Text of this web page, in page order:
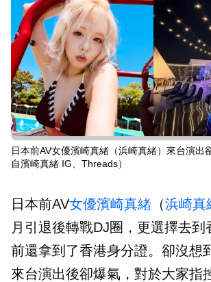
日本前AV女優濱崎真緒（浜崎真緒）來台演出
自濱崎真緒 IG、Threads）
日本前AV女優濱崎真緒 （浜崎真
月引退後轉戰DJ圈，更選擇去到
前還拿到了香港身分證。卻沒想
來台演出後卻爆氣，對於大家指